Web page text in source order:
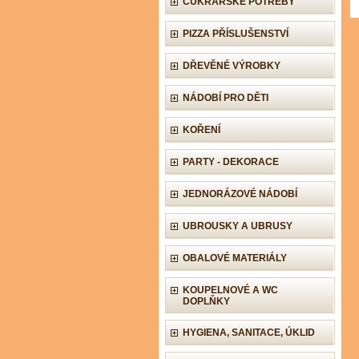
PIZZA PŘÍSLUŠENSTVÍ
DŘEVĚNÉ VÝROBKY
NÁDOBÍ PRO DĚTI
KOŘENÍ
PARTY - DEKORACE
JEDNORÁZOVÉ NÁDOBÍ
UBROUSKY A UBRUSY
OBALOVÉ MATERIÁLY
KOUPELNOVÉ A WC
DOPLŇKY
HYGIENA, SANITACE, ÚKLID